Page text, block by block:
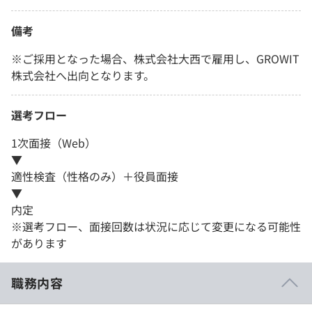
備考
※ご採用となった場合、株式会社大西で雇用し、GROWIT
株式会社へ出向となります。
選考フロー
1次面接（Web）
▼
適性検査（性格のみ）＋役員面接
▼
内定
※選考フロー、面接回数は状況に応じて変更になる可能性
があります
職務内容